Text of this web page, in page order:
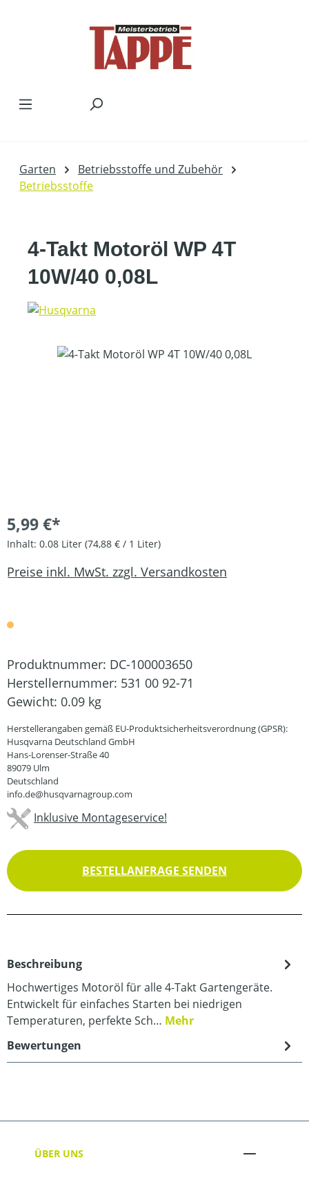
Garten
Betriebsstoffe und Zubehör
Betriebsstoffe
4-Takt Motoröl WP 4T
10W/40 0,08L
Bildergalerie überspringen
5,99 €*
Inhalt: 0.08 Liter (74,88 € / 1 Liter)
Preise inkl. MwSt. zzgl. Versandkosten
Produktnummer: DC-100003650
Herstellernummer: 531 00 92-71
Gewicht: 0.09 kg
Herstellerangaben gemäß EU-Produktsicherheitsverordnung (GPSR):
Husqvarna Deutschland GmbH
Hans-Lorenser-Straße 40
89079 Ulm
Deutschland
info.de@husqvarnagroup.com
Inklusive Montageservice!
BESTELLANFRAGE SENDEN
Beschreibung
Hochwertiges Motoröl für alle 4-Takt Gartengeräte.
Entwickelt für einfaches Starten bei niedrigen
Temperaturen, perfekte Sch… Mehr
Bewertungen
ÜBER UNS